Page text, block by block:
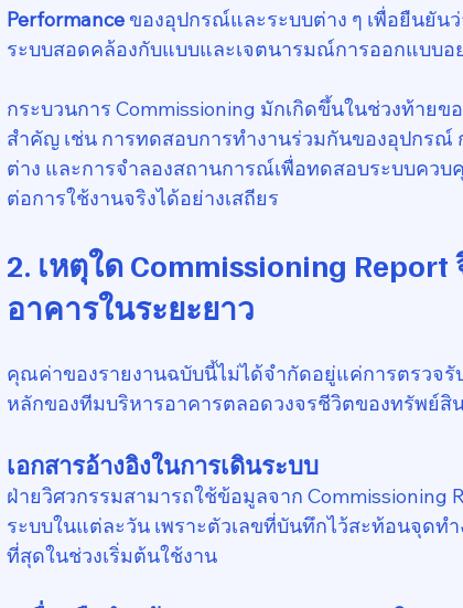
Performance ของอุปกรณ์และระบบต่าง ๆ เพื่อยืนยัน
ระบบสอดคล้องกับแบบและเจตนารมณ์การออกแบบอ
กระบวนการ Commissioning มักเกิดขึ้นในช่วงท้าย
สำคัญ เช่น การทดสอบการทำงานร่วมกันของอุปกรณ์
ต่าง และการจำลองสถานการณ์เพื่อทดสอบระบบคว
ต่อการใช้งานจริงได้อย่างเสถียร
2. เหตุใด Commissioning
อาคารในระยะยาว
คุณค่าของรายงานฉบับนี้ไม่ได้จำกัดอยู่แค่การตรวจรั
หลักของทีมบริหารอาคารตลอดวงจรชีวิตของทรัพย์สิ
เอกสารอ้างอิงในการเดินระบบ
ฝ่ายวิศวกรรมสามารถใช้ข้อมูลจาก Commissioning
ระบบในแต่ละวัน เพราะตัวเลขที่บันทึกไว้สะท้อนจุด
ที่สุดในช่วงเริ่มต้นใช้งาน